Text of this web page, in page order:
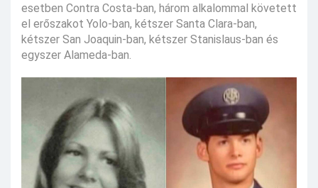
esetben Contra Costa-ban, három alkalommal követett
el erőszakot Yolo-ban, kétszer Santa Clara-ban,
kétszer San Joaquin-ban, kétszer Stanislaus-ban és
egyszer Alameda-ban.